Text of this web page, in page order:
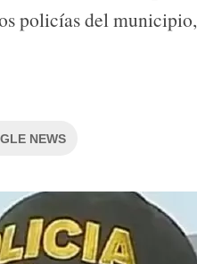
policías del
NEWS